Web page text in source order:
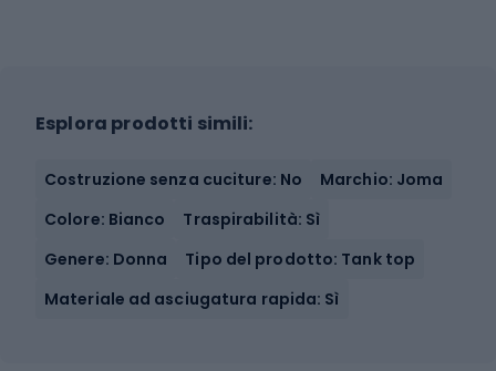
Esplora prodotti simili:
Costruzione senza cuciture: No
Marchio: Joma
Colore: Bianco
Traspirabilità: Sì
Genere: Donna
Tipo del prodotto: Tank top
Materiale ad asciugatura rapida: Sì